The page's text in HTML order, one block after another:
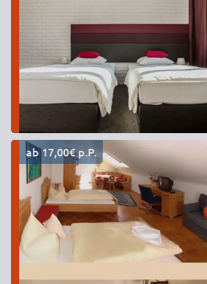
ab 17,00€ p.P.